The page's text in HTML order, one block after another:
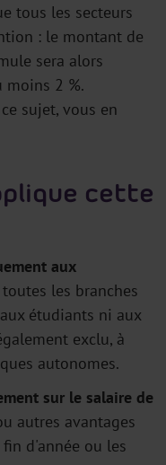
tous les secteurs
: le montant de
sera alors
moins 2 %.
sujet, vous en
cette
aux
les branches
étudiants ni aux
exclu, à
autonomes.
sur le salaire de
autres avantages
d'année ou les